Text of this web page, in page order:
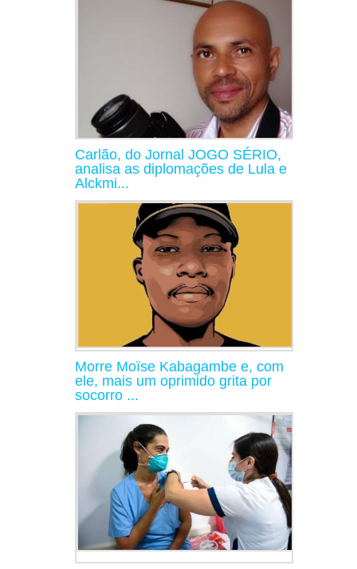
Carlão, do Jornal JOGO SÉRIO,
analisa as diplomações de Lula e
Alckmi...
Morre Moïse Kabagambe e, com
ele, mais um oprimido grita por
socorro ...